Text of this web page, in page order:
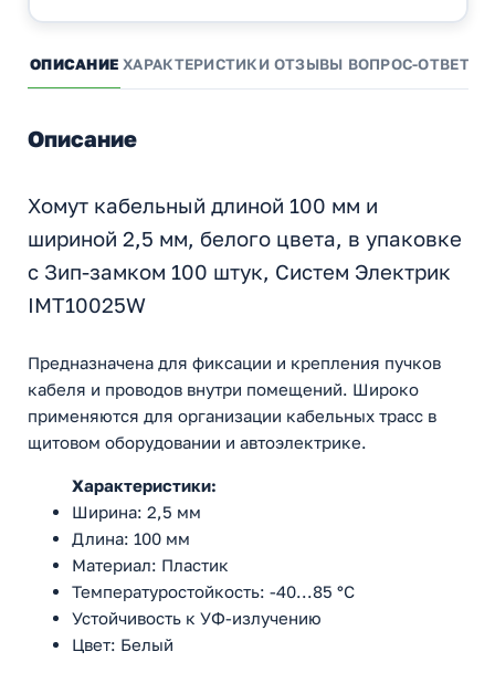
ОПИСАНИЕ ХАРАКТЕРИСТИКИ ОТЗЫВЫ ВОПРОС-ОТВЕТ
Описание
Хомут кабельный длиной 100 мм и
шириной 2,5 мм, белого цвета, в упаковке
с Зип-замком 100 штук, Систем Электрик
IMT10025W
Предназначена для фиксации и крепления пучков
кабеля и проводов внутри помещений. Широко
применяются для организации кабельных трасс в
щитовом оборудовании и автоэлектрике.
Характеристики:
Ширина: 2,5 мм
Длина: 100 мм
Материал: Пластик
Температуростойкость: -40...85 °C
Устойчивость к УФ-излучению
Цвет: Белый